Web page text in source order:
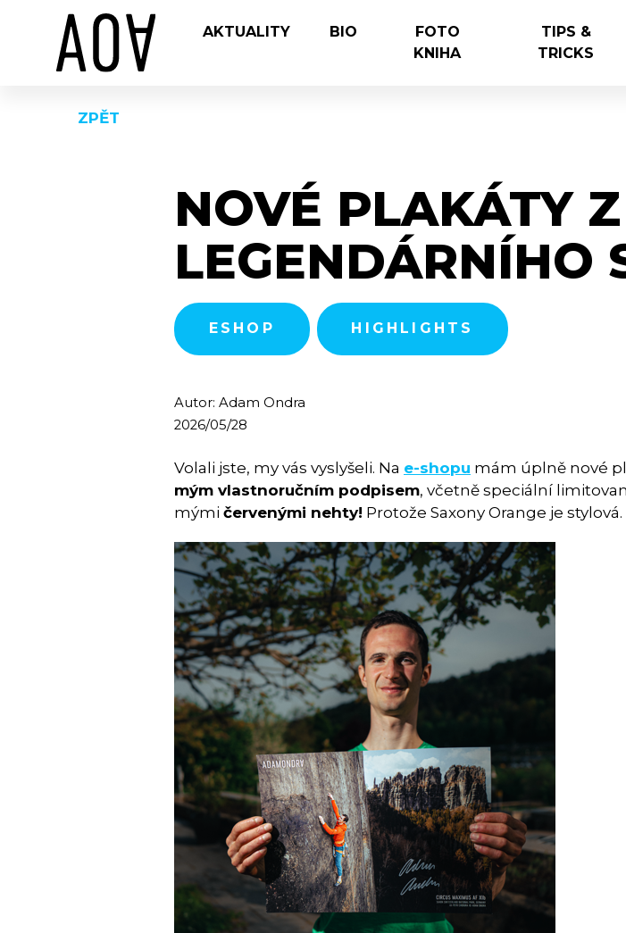
Přeskočit na obsah
AKTUALITY BIO
FOTO
KNIHA
TIPS &
TRICKS
ZPĚT
NOVÉ PLAKÁTY Z
LEGENDÁRNÍHO
ESHOP HIGHLIGHTS
Autor: Adam Ondra
2026/05/28
Volali jste, my vás vyslyšeli. Na e-shopu mám úplně nové
mým vlastnoručním podpisem, včetně speciální
mými červenými nehty! Protože Saxony Orange je stylová.